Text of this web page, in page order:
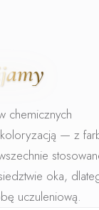
chemicznych
koloryzacją — z
oka,
uczuleniową.